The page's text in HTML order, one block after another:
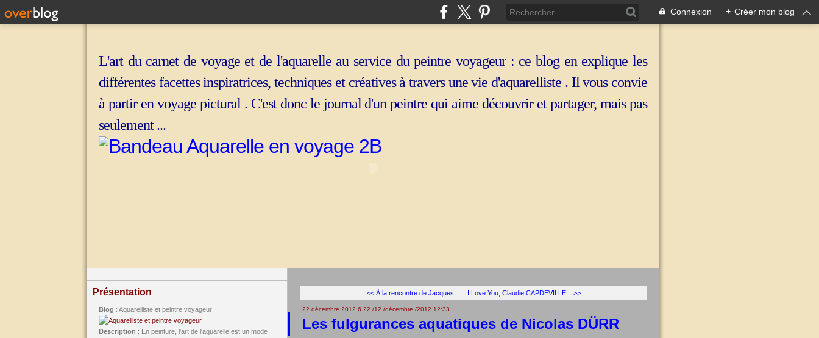
Connexion + Créer mon blog
L'art du carnet de voyage et de l'aquarelle au service du peintre voyageur : ce blog en explique les
différentes facettes inspiratrices, techniques et créatives à travers une vie d'aquarelliste . Il vous convie
à partir en voyage pictural . C'est donc le journal d'un peintre qui aime découvrir et partager, mais pas
seulement ...
Présentation
Blog : Aquarelliste et peintre voyageur
Description : En peinture, l'art de l'aquarelle est un mode
<< À la rencontre de Jacques... I Love You, Claudie CAPDEVILLE... >>
22 décembre 2012 6 22 /12 /décembre /2012 12:33
Les fulgurances aquatiques de Nicolas DÜRR